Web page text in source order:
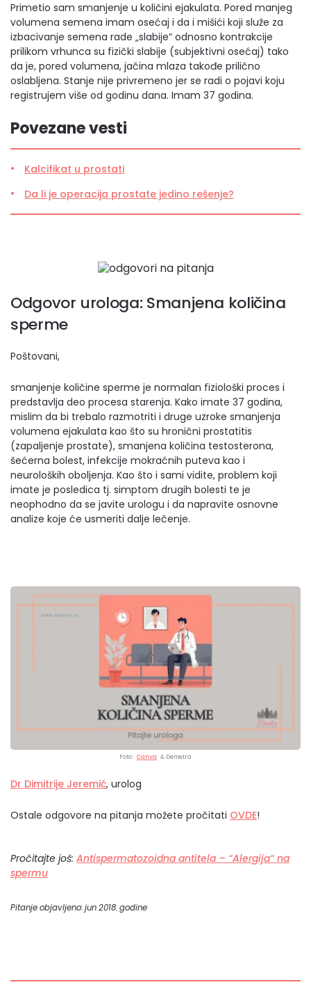
Primetio sam smanjenje u količini ejakulata. Pored manjeg
volumena semena imam osećaj i da i mišići koji služe za
izbacivanje semena rade „slabije“ odnosno kontrakcije
prilikom vrhunca su fizički slabije (subjektivni osećaj) tako
da je, pored volumena, jačina mlaza takođe prilično
oslabljena. Stanje nije privremeno jer se radi o pojavi koju
registrujem više od godinu dana. Imam 37 godina.
Povezane vesti
Kalcifikat u prostati
Da li je operacija prostate jedino rešenje?
Odgovor urologa: Smanjena količina
sperme
Poštovani,
smanjenje količine sperme je normalan fiziološki proces i
predstavlja deo procesa starenja. Kako imate 37 godina,
mislim da bi trebalo razmotriti i druge uzroke smanjenja
volumena ejakulata kao što su hronični prostatitis
(zapaljenje prostate), smanjena količina testosterona,
šećerna bolest, infekcije mokraćnih puteva kao i
neuroloških oboljenja. Kao što i sami vidite, problem koji
imate je posledica tj. simptom drugih bolesti te je
neophodno da se javite urologu i da napravite osnovne
analize koje će usmeriti dalje lečenje.
Foto: Canva & Demetra
Dr Dimitrije Jeremić, urolog
Ostale odgovore na pitanja možete pročitati OVDE!
Pročitajte još: Antispermatozoidna antitela – “Alergija“ na
spermu
Pitanje objavljeno: jun 2018. godine